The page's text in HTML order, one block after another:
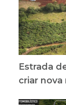
Estrada
criar nova